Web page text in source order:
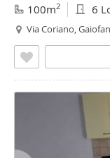
100m2 6
Via Coriano,